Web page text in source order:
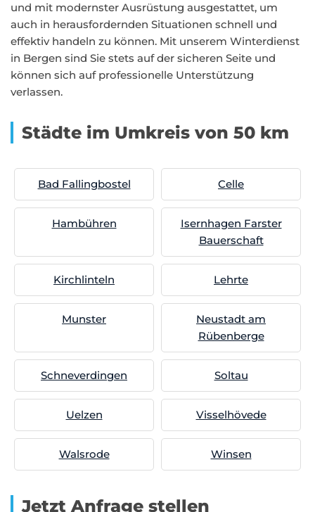
und mit modernster Ausrüstung ausgestattet, um
auch in herausfordernden Situationen schnell und
effektiv handeln zu können. Mit unserem Winterdienst
in Bergen sind Sie stets auf der sicheren Seite und
können sich auf professionelle Unterstützung
verlassen.
Städte im Umkreis von 50 km
Bad Fallingbostel Celle
Hambühren
Isernhagen Farster
Bauerschaft
Kirchlinteln Lehrte
Munster
Neustadt am
Rübenberge
Schneverdingen Soltau
Uelzen Visselhövede
Walsrode Winsen
Jetzt Anfrage stellen